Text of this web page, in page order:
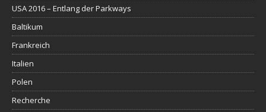
USA 2016 – Entlang der Parkways
Baltikum
Frankreich
Italien
Polen
Recherche